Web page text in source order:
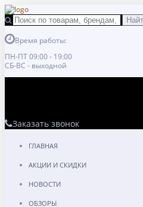
Время работы:
ПН-ПТ 09:00 - 19:00
СБ-ВС - выходной
Заказать звонок
ГЛАВНАЯ
АКЦИИ И СКИДКИ
НОВОСТИ
ОБЗОРЫ